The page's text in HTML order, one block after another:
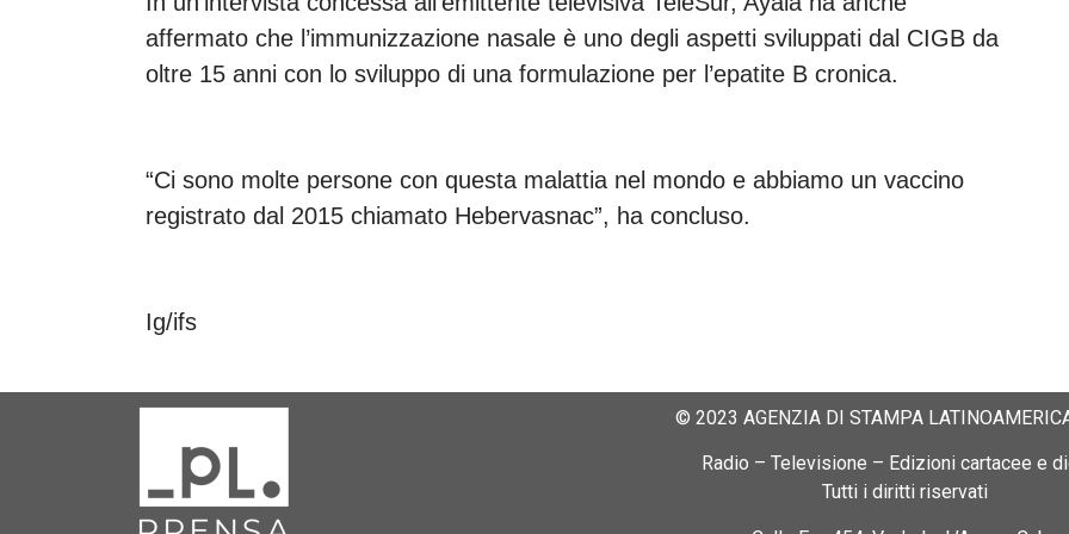
affermato che l’immunizzazione nasale è uno degli aspetti sviluppati dal CIGB da
oltre 15 anni con lo sviluppo di una formulazione per l’epatite B cronica.
“Ci sono molte persone con questa malattia nel mondo e abbiamo un vaccino
registrato dal 2015 chiamato Hebervasnac”, ha concluso.
Ig/ifs
© 2023 AGENZIA DI STAMPA
Radio – Televisione – Edizioni cartacee e
Tutti i diritti riservati